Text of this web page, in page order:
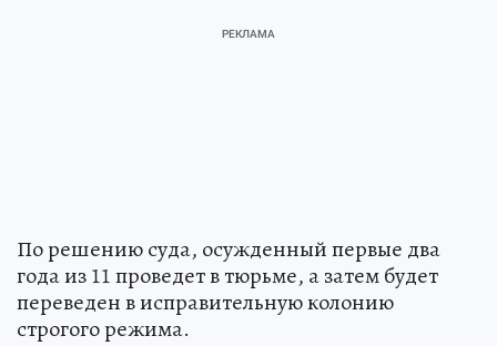
По решению суда, осужденный первые два
года из 11 проведет в тюрьме, а затем будет
переведен в исправительную колонию
строгого режима.